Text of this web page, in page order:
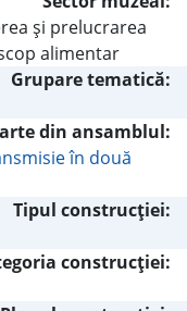
şi prelucrarea
alimentar
Grupare tematică:
din ansamblul:
în două
Tipul construcţiei:
construcţiei: